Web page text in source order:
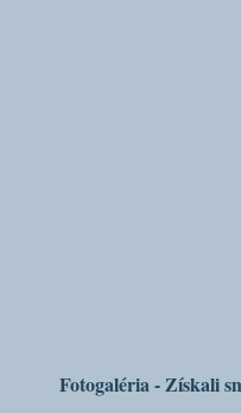
Fotogaléria - Získali